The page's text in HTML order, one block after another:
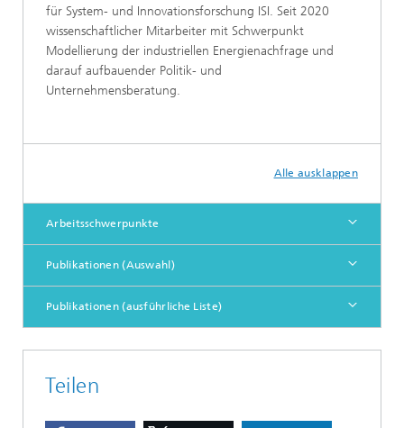
für System- und Innovationsforschung ISI. Seit 2020
wissenschaftlicher Mitarbeiter mit Schwerpunkt
Modellierung der industriellen Energienachfrage und
darauf aufbauender Politik- und
Unternehmensberatung.
Alle ausklappen
Arbeitsschwerpunkte
Publikationen (Auswahl)
Publikationen (ausführliche Liste)
Teilen